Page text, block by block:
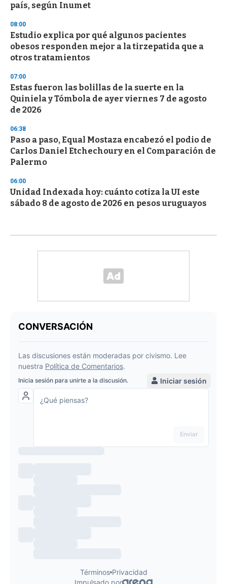
país, según Inumet
08:00
Estudio explica por qué algunos pacientes
obesos responden mejor a la tirzepatida que a
otros tratamientos
07:00
Estas fueron las bolillas de la suerte en la
Quiniela y Tómbola de ayer viernes 7 de agosto
de 2026
06:38
Paso a paso, Equal Mostaza encabezó el podio de
Carlos Daniel Etchechoury en el Comparación de
Palermo
06:00
Unidad Indexada hoy: cuánto cotiza la UI este
sábado 8 de agosto de 2026 en pesos uruguayos